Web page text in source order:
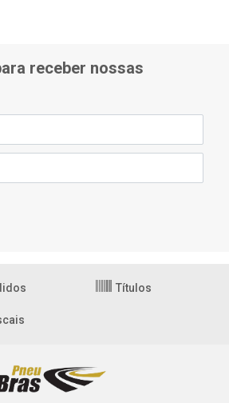
receber nossas
Títulos